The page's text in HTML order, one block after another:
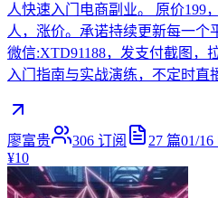
人快速入门电商副业。 原价199
人，涨价。承诺持续更新每一个
微信:XTD91188，发支付截图，
入门指南与实战演练，不定时直
廖富贵 306 订阅 27 篇01/16
¥10